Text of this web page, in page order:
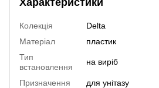
Колекція
Delta
Матеріал
пластик
Тип
встановлення
на виріб
Призначення
для унітазу